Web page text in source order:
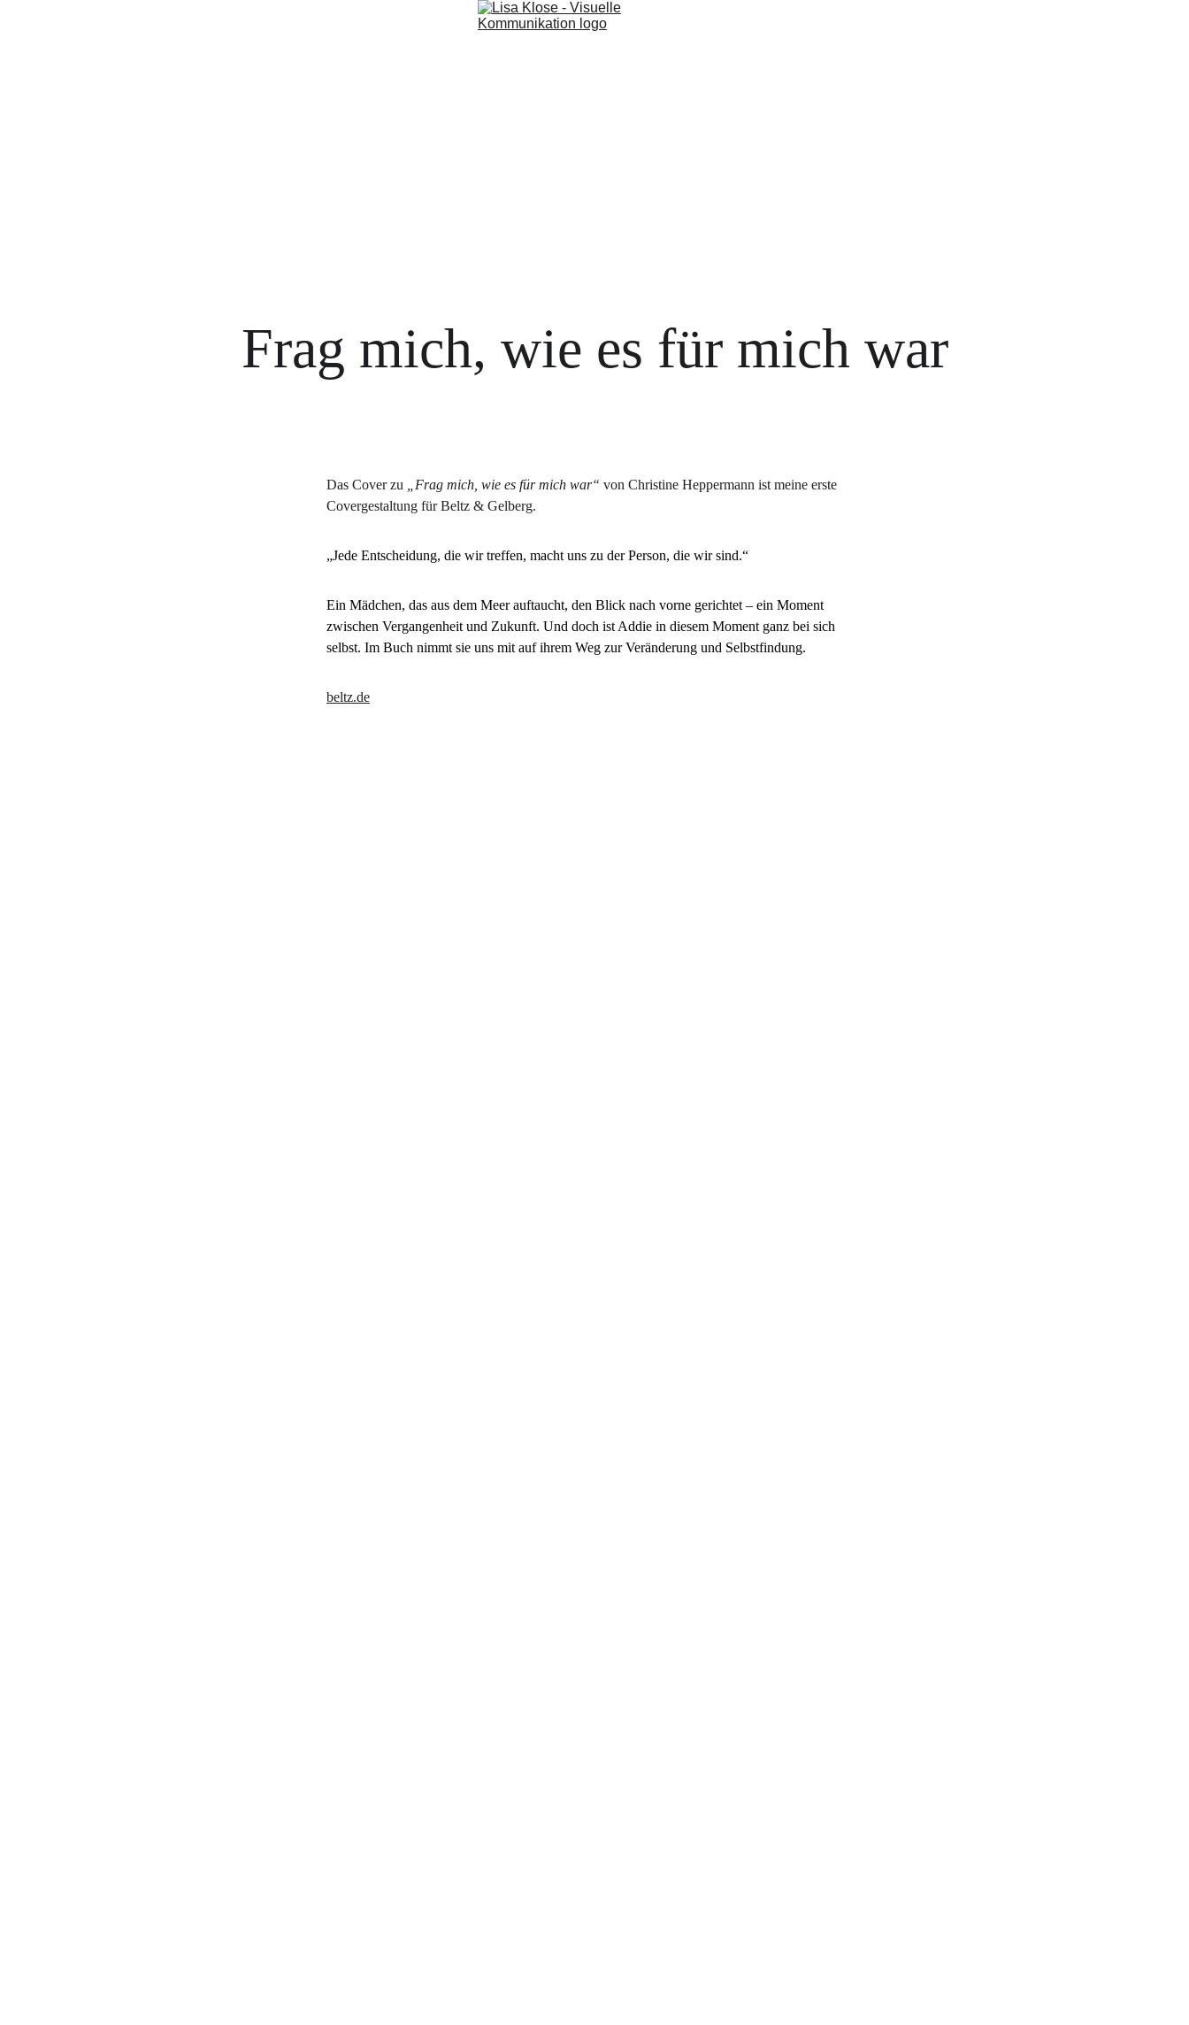
Frag mich, wie es für mich war
Das Cover zu „Frag mich, wie es für mich war“ von Christine Heppermann ist meine erste
Covergestaltung für Beltz & Gelberg.
„Jede Entscheidung, die wir treffen, macht uns zu der Person, die wir sind.“
Ein Mädchen, das aus dem Meer auftaucht, den Blick nach vorne gerichtet – ein Moment
zwischen Vergangenheit und Zukunft. Und doch ist Addie in diesem Moment ganz bei sich
selbst. Im Buch nimmt sie uns mit auf ihrem Weg zur Veränderung und Selbstfindung.
beltz.de